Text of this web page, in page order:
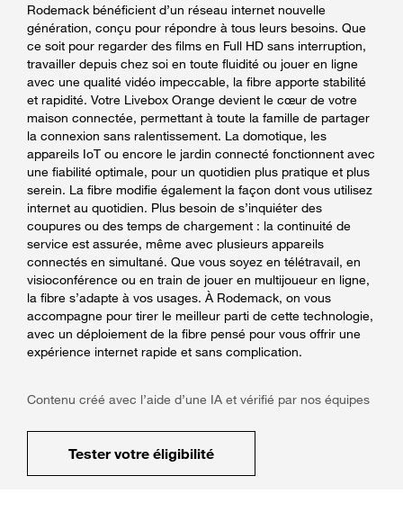
Rodemack bénéficient d’un réseau internet nouvelle
génération, conçu pour répondre à tous leurs besoins. Que
ce soit pour regarder des films en Full HD sans interruption,
travailler depuis chez soi en toute fluidité ou jouer en ligne
avec une qualité vidéo impeccable, la fibre apporte stabilité
et rapidité. Votre Livebox Orange devient le cœur de votre
maison connectée, permettant à toute la famille de partager
la connexion sans ralentissement. La domotique, les
appareils IoT ou encore le jardin connecté fonctionnent avec
une fiabilité optimale, pour un quotidien plus pratique et plus
serein. La fibre modifie également la façon dont vous utilisez
internet au quotidien. Plus besoin de s’inquiéter des
coupures ou des temps de chargement : la continuité de
service est assurée, même avec plusieurs appareils
connectés en simultané. Que vous soyez en télétravail, en
visioconférence ou en train de jouer en multijoueur en ligne,
la fibre s’adapte à vos usages. À Rodemack, on vous
accompagne pour tirer le meilleur parti de cette technologie,
avec un déploiement de la fibre pensé pour vous offrir une
expérience internet rapide et sans complication.
Contenu créé avec l’aide d’une IA et vérifié par nos équipes
Tester votre éligibilité